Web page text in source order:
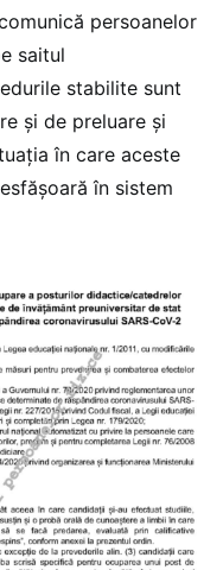
persoanelor
saitul
stabilite sunt
și de preluare și
în care aceste
în sistem